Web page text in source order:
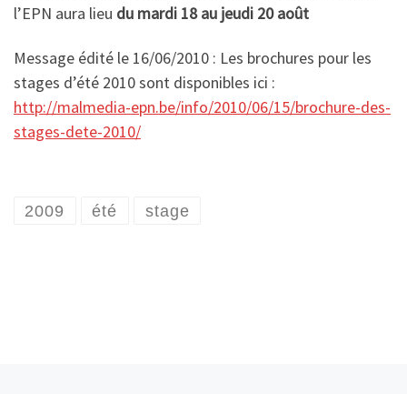
l’EPN aura lieu du mardi 18 au jeudi 20 août
Message édité le 16/06/2010 : Les brochures pour les
stages d’été 2010 sont disponibles ici :
http://malmedia-epn.be/info/2010/06/15/brochure-des-
stages-dete-2010/
2009 été stage